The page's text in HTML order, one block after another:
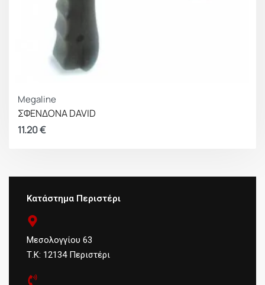
Megaline
ΣΦΕΝΔΟΝΑ DAVID
11.20€
Κατάστημα Περιστέρι
Μεσολογγίου 63
Τ.Κ: 12134 Περιστέρι